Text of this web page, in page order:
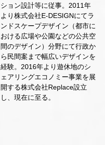
ション設計等に従事。2011年
より株式会社E-DESIGNにてラ
ンドスケープデザイン（都市に
おける広場や公園などの公共空
間のデザイン）分野にて行政か
ら民間案まで幅広いデザインを
経験。2016年より遊休地のシ
ェアリングエコノミー事業を展
開する株式会社Replace設立
し、現在に至る。